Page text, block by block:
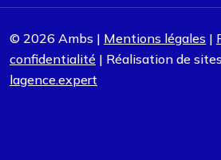
© 2026 Ambs | Mentions légales |
confidentialité | Réalisation de
lagence.expert